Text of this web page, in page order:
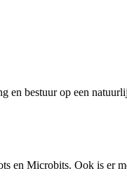
en bestuur op een
en Microbits. Ook is er